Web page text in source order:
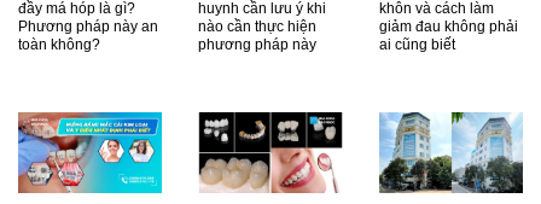
đầy má hóp là gì?
Phương pháp này an
toàn không?
huynh cần lưu ý khi
nào cần thực hiện
phương pháp này
khôn và cách làm
giảm đau không phải
ai cũng biết